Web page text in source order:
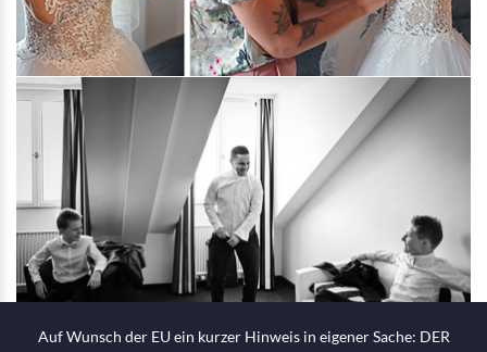
Auf Wunsch der EU ein kurzer Hinweis in eigener Sache: DER